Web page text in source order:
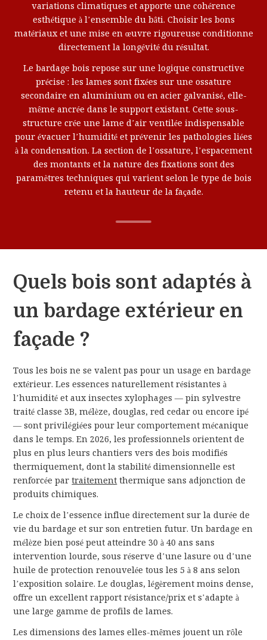
variations climatiques et apporte une cohérence
esthétique à l’ensemble du bâti. Choisir les bons
matériaux et une mise en œuvre rigoureuse conditionne
directement la longévité du résultat.
Le bardage bois repose sur une logique constructive
précise : les lames sont fixées sur une ossature
secondaire en aluminium ou en acier galvanisé, elle-
même ancrée dans le support existant. Cette sous-
structure crée une lame d’air ventilée indispensable
pour évacuer l’humidité et prévenir les pathologies liées
à la condensation. La section de l’ossature, l’espacement
des montants et la nature des fixations sont des
paramètres techniques qui varient selon le type de bois
retenu et la hauteur de la façade.
Quels bois sont adaptés à
un bardage extérieur en
façade ?
Tous les bois ne se valent pas pour un usage en bardage
extérieur. Les essences naturellement résistantes à
l’humidité et aux insectes xylophages — pin sylvestre
traité classe 3B, mélèze, douglas, red cedar ou encore ipé
— sont privilégiées pour leur comportement mécanique
dans le temps. En 2026, les professionnels orientent de
plus en plus leurs chantiers vers des bois modifiés
thermiquement, dont la stabilité dimensionnelle est
renforcée partraitement thermique sans adjonction de
produits chimiques.
Le choix de l’essence influe directement sur la durée de
vie du bardage et sur son entretien futur. Un bardage en
mélèze bien posé peut atteindre 30 à 40 ans sans
intervention lourde, sous réserve d’une lasure ou d’une
huile de protection renouvelée tous les 5 à 8 ans selon
l’exposition solaire. Le douglas, légèrement moins dense,
offre un excellent rapport résistance/prix et s’adapte à
une large gamme de profils de lames.
Les dimensions des lames elles-mêmes jouent un rôle